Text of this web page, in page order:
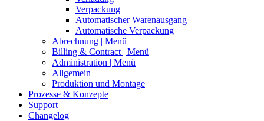
Verpackung
Automatischer Warenausgang
Automatische Verpackung
Abrechnung | Menü
Billing & Contract | Menü
Administration | Menü
Allgemein
Produktion und Montage
Prozesse & Konzepte
Support
Changelog